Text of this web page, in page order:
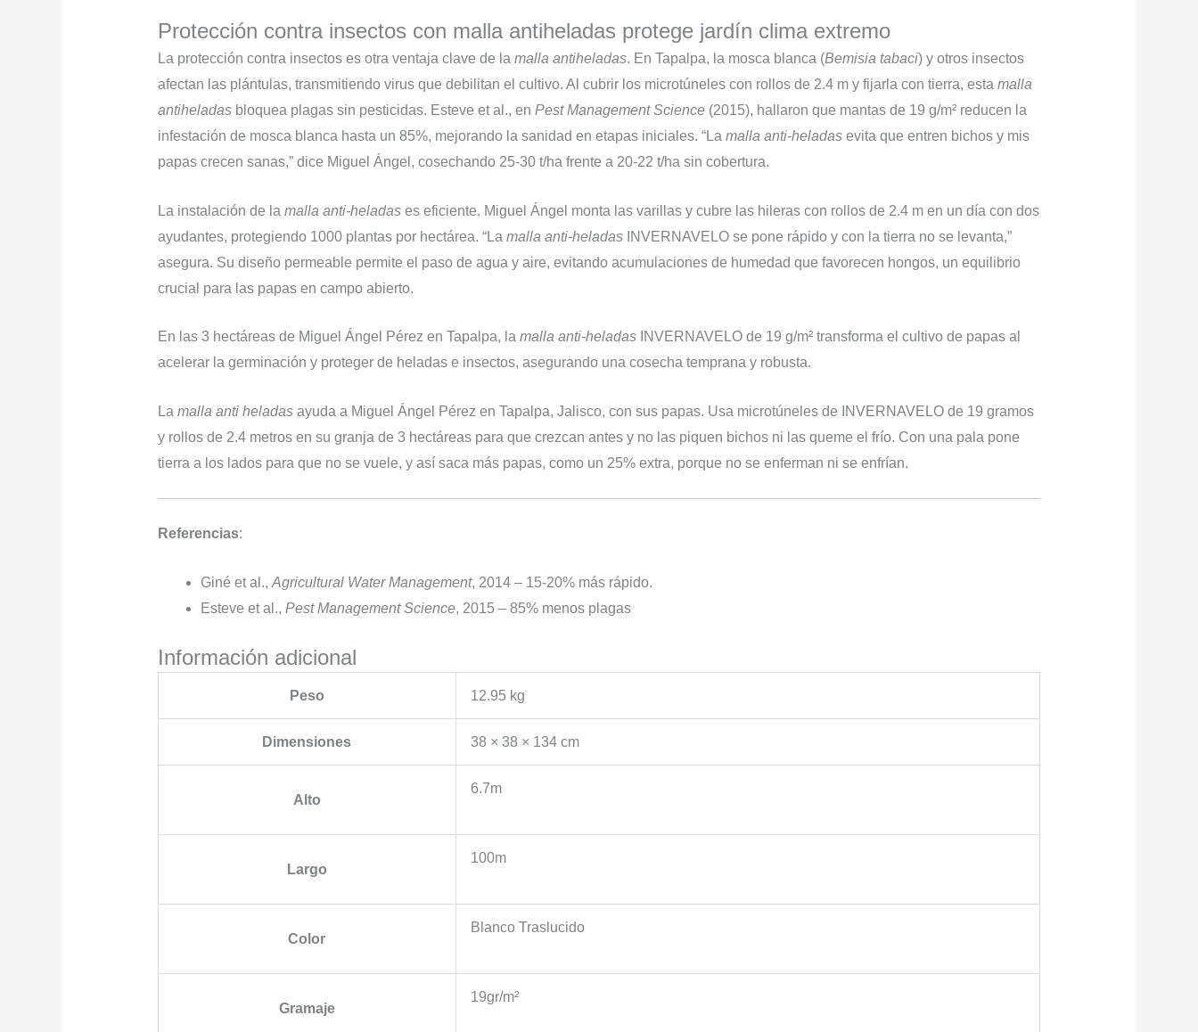
Protección contra insectos con malla antiheladas protege jardín clima extremo
La protección contra insectos es otra ventaja clave de la malla antiheladas. En Tapalpa, la mosca blanca (Bemisia tabaci) y otros insectos
afectan las plántulas, transmitiendo virus que debilitan el cultivo. Al cubrir los microtúneles con rollos de 2.4 m y fijarla con tierra, esta malla
antiheladasbloquea plagas sin pesticidas. Esteve et al., en Pest Management Science(2015), hallaron que mantas de 19 g/m² reducen la
infestación de mosca blanca hasta un 85%, mejorando la sanidad en etapas iniciales. “La malla anti-heladasevita que entren bichos y mis
papas crecen sanas,” dice Miguel Ángel, cosechando 25-30 t/ha frente a 20-22 t/ha sin cobertura.
La instalación de la malla anti-heladases eficiente. Miguel Ángel monta las varillas y cubre las hileras con rollos de 2.4 m en un día con dos
ayudantes, protegiendo 1000 plantas por hectárea. “La malla anti-heladasINVERNAVELO se pone rápido y con la tierra no se levanta,”
asegura. Su diseño permeable permite el paso de agua y aire, evitando acumulaciones de humedad que favorecen hongos, un equilibrio
crucial para las papas en campo abierto.
En las 3 hectáreas de Miguel Ángel Pérez en Tapalpa, la malla anti-heladasINVERNAVELO de 19 g/m² transforma el cultivo de papas al
acelerar la germinación y proteger de heladas e insectos, asegurando una cosecha temprana y robusta.
La malla anti heladasayuda a Miguel Ángel Pérez en Tapalpa, Jalisco, con sus papas. Usa microtúneles de INVERNAVELO de 19 gramos
y rollos de 2.4 metros en su granja de 3 hectáreas para que crezcan antes y no las piquen bichos ni las queme el frío. Con una pala pone
tierra a los lados para que no se vuele, y así saca más papas, como un 25% extra, porque no se enferman ni se enfrían.
Referencias:
Giné et al., Agricultural Water Management, 2014 – 15-20% más rápido.
Esteve et al., Pest Management Science, 2015 – 85% menos plagas
Información adicional
Peso 12.95 kg
Dimensiones 38 × 38 × 134 cm
Alto
6.7m
Largo
100m
Color
Blanco Traslucido
Gramaje
19gr/m²